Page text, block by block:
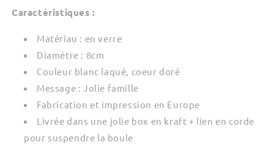
Caractéristiques :
Matériau : en verre
Diamètre : 8cm
Couleur blanc laqué, coeur doré
Message : Jolie famille
Fabrication et impression en Europe
Livrée dans une jolie box en kraft + lien en corde
pour suspendre la boule